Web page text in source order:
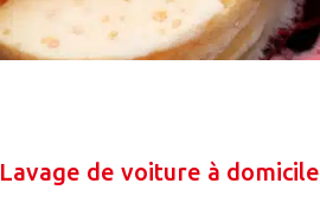
Lavage de voiture à domicile